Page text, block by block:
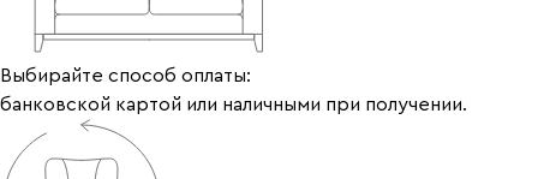
Выбирайте способ оплаты:
банковской картой или наличными при получении.